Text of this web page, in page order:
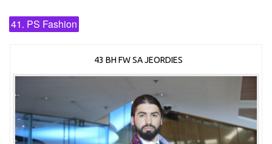
41. PS Fashion
43 BH FW SA JEORDIES